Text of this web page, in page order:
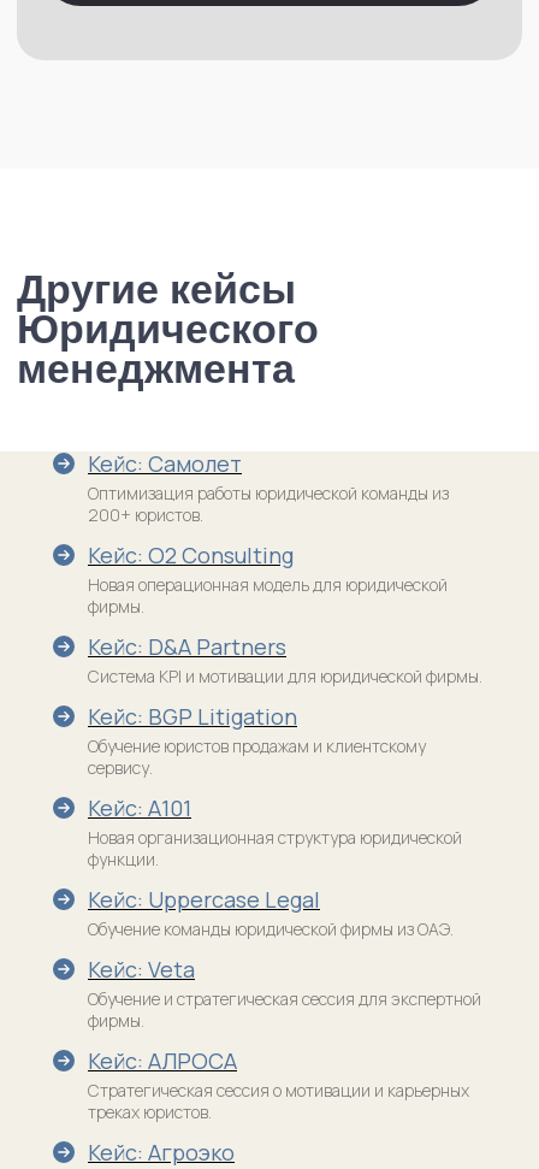
Кейс: Самолет
Оптимизация работы юридической команды из
200+ юристов.
Кейс: O2 Consulting
Новая операционная модель для юридической
фирмы.
Кейс: D&A Partners
Система KPI и мотивации для юридической фирмы.
Кейс: BGP Litigation
Обучение юристов продажам и клиентскому
сервису.
Кейс: А101
Новая организационная структура юридической
функции.
Кейс: Uppercase Legal
Обучение команды юридической фирмы из ОАЭ.
Кейс: Veta
Обучение и стратегическая сессия для экспертной
фирмы.
Кейс: АЛРОСА
Стратегическая сессия о мотивации и карьерных
треках юристов.
Кейс: Агроэко
Академия
Клиентам